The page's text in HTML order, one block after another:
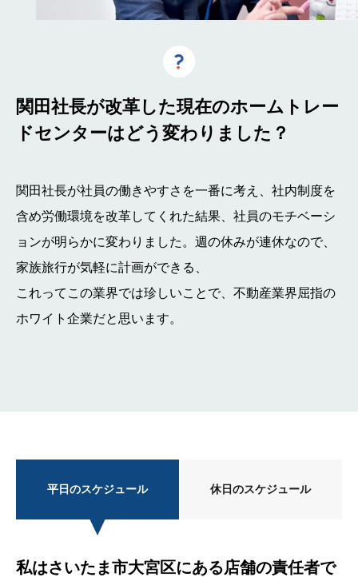
関田社長が改革した現在のホームトレー
ドセンターはどう変わりました？
関田社長が社員の働きやすさを一番に考え、社内制度を
含め労働環境を改革してくれた結果、社員のモチベーシ
ョンが明らかに変わりました。週の休みが連休なので、
家族旅行が気軽に計画ができる、
これってこの業界では珍しいことで、不動産業界屈指の
ホワイト企業だと思います。
平日のスケジュール
私はさいたま市大宮区にある店舗の責任者で
休日のスケジュール